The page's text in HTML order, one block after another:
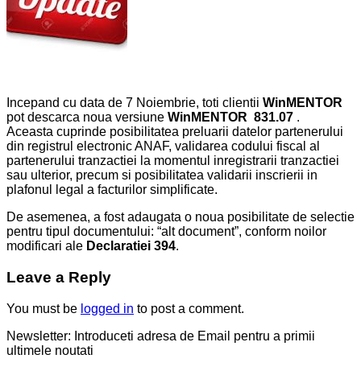
Incepand cu data de 7 Noiembrie, toti clientii WinMENTOR
pot descarca noua versiune WinMENTOR 831.07 .
Aceasta cuprinde posibilitatea preluarii datelor partenerului
din registrul electronic ANAF, validarea codului fiscal al
partenerului tranzactiei la momentul inregistrarii tranzactiei
sau ulterior, precum si posibilitatea validarii inscrierii in
plafonul legal a facturilor simplificate.
De asemenea, a fost adaugata o noua posibilitate de selectie
pentru tipul documentului: “alt document”, conform noilor
modificari ale Declaratiei 394.
Leave a Reply
You must be logged in to post a comment.
Newsletter: Introduceti adresa de Email pentru a primii
ultimele noutati